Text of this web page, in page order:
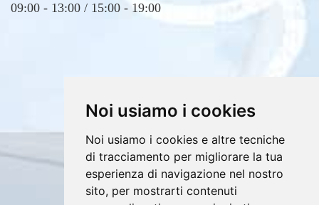
Noi usiamo i cookies
Noi usiamo i cookies e altre tecniche
di tracciamento per migliorare la tua
esperienza di navigazione nel nostro
sito, per mostrarti contenuti
riservati.
Partita Iva: 02607760812 /